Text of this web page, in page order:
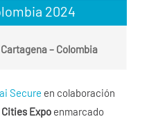
2024
Cartagena – Colombia
Secure en colaboración
Expoenmarcado